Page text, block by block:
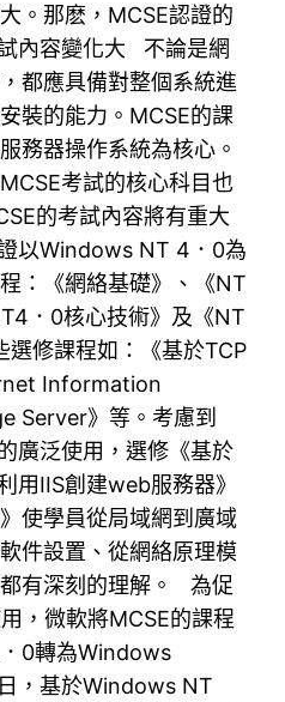
。那麽，MCSE認證的
內容變化大 不論是網
都應具備對整個系統進
裝的能力。MCSE的課
務器操作系統為核心。
考試的核心科目也
的考試內容將有重大
以Windows NT 4．0為
：《網絡基礎》、《NT
．0核心技術》及《NT
選修課程如：《基於TCP
Information
Server》等。考慮到
廣泛使用，選修《基於
用IIS創建web服務器》
使學員從局域網到廣域
件設置、從網絡原理模
有深刻的理解。 為促
，微軟將MCSE的課程
0轉為Windows
，基於Windows NT